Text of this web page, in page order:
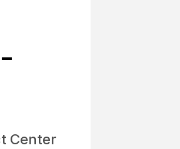
Center